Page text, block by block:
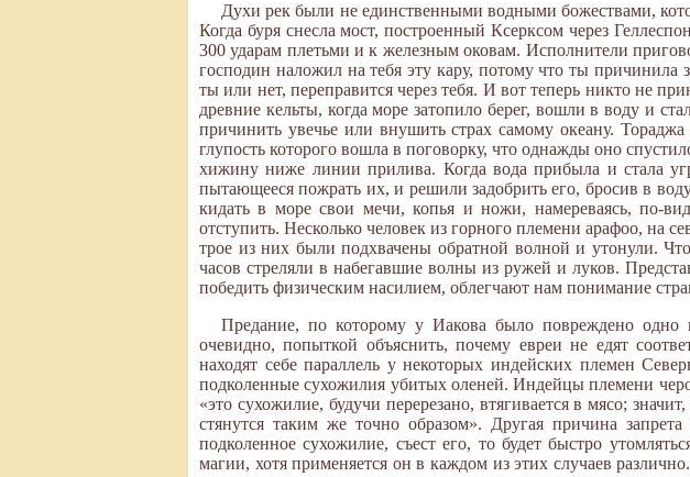
Духи рек были не единственными водными божествами,
Когда буря снесла мост, построенный Ксерксом через
300 ударам плетьми и к железным оковам. Исполнители
господин наложил на тебя эту кару, потому что ты причинила
ты или нет, переправится через тебя. И вот теперь никто не
древние кельты, когда море затопило берег, вошли в воду и
причинить увечье или внушить страх самому океану.
глупость которого вошла в поговорку, что однажды оно
хижину ниже линии прилива. Когда вода прибыла и стала
пытающееся пожрать их, и решили задобрить его, бросив в
кидать в море свои мечи, копья и ножи, намереваясь, по-
отступить. Несколько человек из горного племени арафоо, на
трое из них были подхвачены обратной волной и утонули.
часов стреляли в набегавшие волны из ружей и луков.
победить физическим насилием, облегчают нам понимание
Предание, по которому у Иакова было повреждено одно
очевидно, попыткой объяснить, почему евреи не едят
находят себе параллель у некоторых индейских племен
подколенные сухожилия убитых оленей. Индейцы племени
«это сухожилие, будучи перерезано, втягивается в мясо;
стянутся таким же точно образом». Другая причина
подколенное сухожилие, съест его, то будет быстро
магии, хотя применяется он в каждом из этих случаев